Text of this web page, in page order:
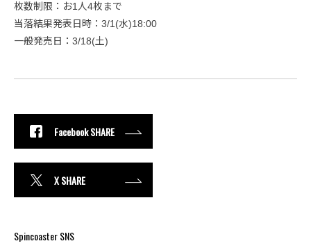
枚数制限：お1人4枚まで
当落結果発表日時：3/1(水)18:00
一般発売日：3/18(土)
Facebook SHARE
X SHARE
Spincoaster SNS